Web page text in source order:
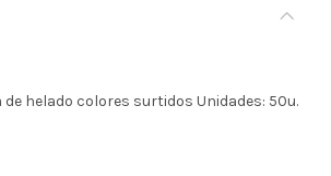
de helado colores surtidos Unidades: 50u.